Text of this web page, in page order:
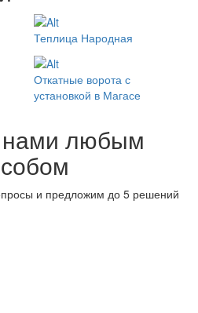
Теплица Народная
Откатные ворота с
установкой в Магасе
нами любым
и предложим до 5 решений